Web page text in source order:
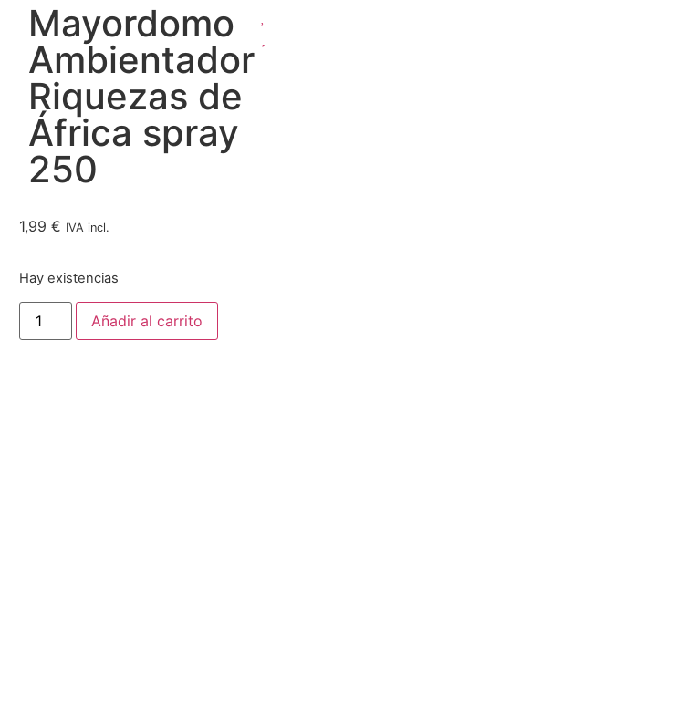
Mayordomo
Ambientador
Riquezas de
África spray
250
1,99 € IVA incl.
Hay existencias
Añadir al carrito